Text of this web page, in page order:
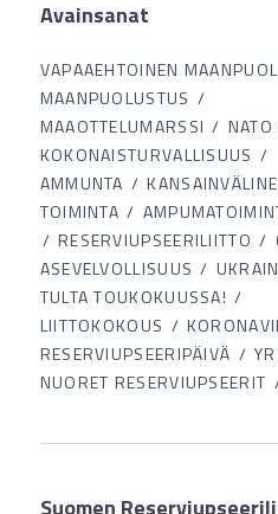
Avainsanat
VAPAAEHTOINEN
MAANPUOLUSTUS
MAAOTTELUMARSSI
NATO
KOKONAISTURVALLISUUS
AMMUNTA
TOIMINTA
RESERVIUPSEERILIITTO
ASEVELVOLLISUUS
TULTA TOUKOKUUSSA!
LIITTOKOKOUS
RESERVIUPSEERIPÄIVÄ
NUORET RESERVIUPSEERIT
Suomen